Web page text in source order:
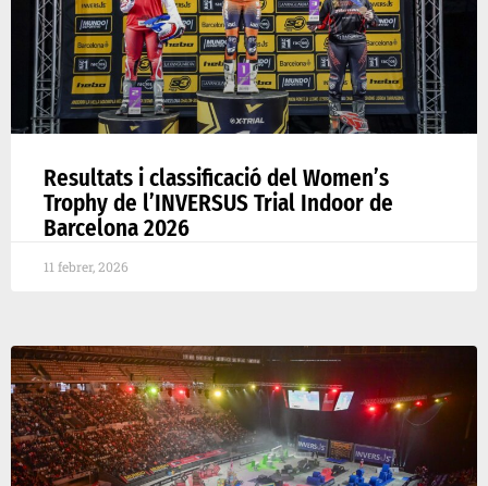
Resultats i classificació del Women’s
Trophy de l’INVERSUS Trial Indoor de
Barcelona 2026
11 febrer, 2026